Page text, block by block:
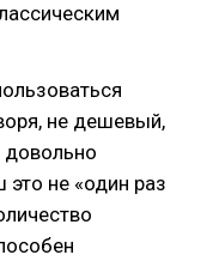
не дешевый,
довольно
не «один раз